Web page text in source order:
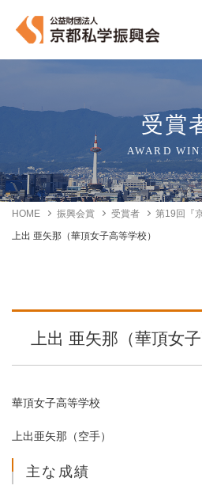
受賞
AWARD
HOME 振興会賞 受賞者
第19回『
上出 亜矢那（華頂女子高等学校）
上出 亜矢那（華頂女
華頂女子高等学校
上出亜矢那（空手）
主な成績